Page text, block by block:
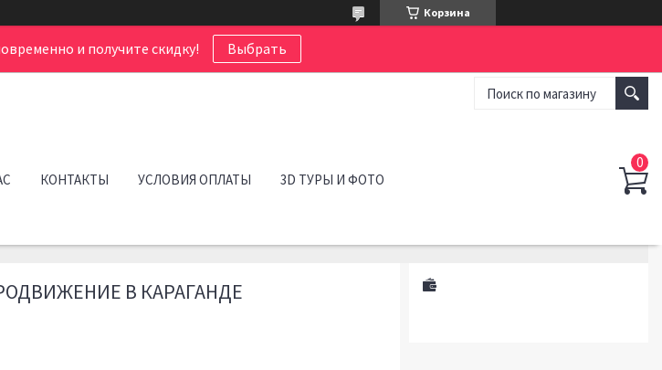
Корзина
и получите скидку! Выбрать
КОНТАКТЫ УСЛОВИЯ ОПЛАТЫ 3D ТУРЫ И ФОТО
В КАРАГАНДЕ